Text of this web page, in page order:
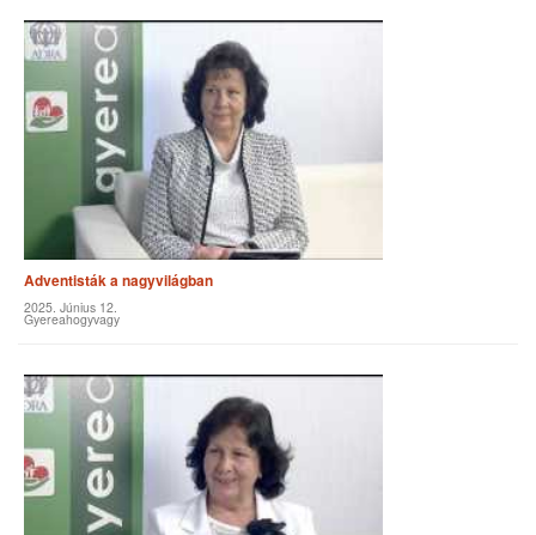
Adventisták a nagyvilágban
2025. Június 12.
Gyereahogyvagy